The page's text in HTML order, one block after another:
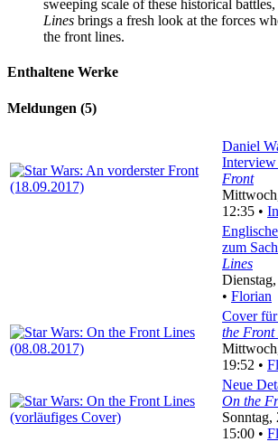
sweeping scale of these historical battles,
Lines brings a fresh look at the forces
the front lines.
Enthaltene Werke
Meldungen (5)
Daniel
Front
12:35 •
zum
Lines
• Florian
Cover für
the Front
19:52 •
Neue
On the
Sonntag,
15:00 •